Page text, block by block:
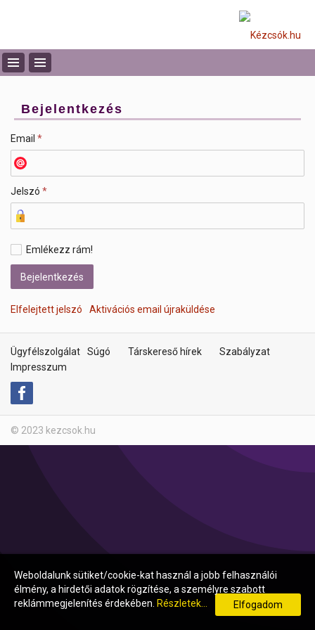
Bejelentkezés
Email *
Jelszó *
Emlékezz rám!
Elfelejtett jelszó Aktivációs email újraküldése
Ügyfélszolgálat Súgó Társkereső hírek
Szabályzat
Impresszum
© 2023 kezcsok.hu
Weboldalunk sütiket/cookie-kat használ a jobb felhasználói
élmény, a hirdetői adatok rögzítése, a személyre szabott
reklámmegjelenítés érdekében. Részletek... Elfogadom